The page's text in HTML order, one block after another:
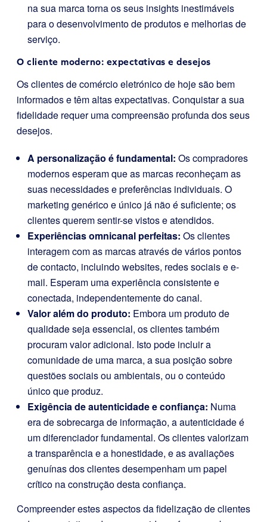
na sua marca torna os seus insights inestimáveis
para o desenvolvimento de produtos e melhorias de
serviço.
O cliente moderno: expectativas e desejos
Os clientes de comércio eletrónico de hoje são bem
informados e têm altas expectativas. Conquistar a sua
fidelidade requer uma compreensão profunda dos seus
desejos.
A personalização é fundamental: Os compradores
modernos esperam que as marcas reconheçam as
suas necessidades e preferências individuais. O
marketing genérico e único já não é suficiente; os
clientes querem sentir-se vistos e atendidos.
Experiências omnicanal perfeitas: Os clientes
interagem com as marcas através de vários pontos
de contacto, incluindo websites, redes sociais e e-
mail. Esperam uma experiência consistente e
conectada, independentemente do canal.
Valor além do produto: Embora um produto de
qualidade seja essencial, os clientes também
procuram valor adicional. Isto pode incluir a
comunidade de uma marca, a sua posição sobre
questões sociais ou ambientais, ou o conteúdo
único que produz.
Exigência de autenticidade e confiança: Numa
era de sobrecarga de informação, a autenticidade é
um diferenciador fundamental. Os clientes valorizam
a transparência e a honestidade, e as avaliações
genuínas dos clientes desempenham um papel
crítico na construção desta confiança.
Compreender estes aspectos da fidelização de clientes